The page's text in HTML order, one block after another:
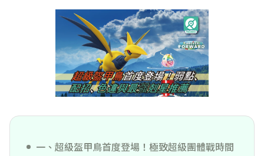
一、超級盔甲鳥首度登場！極致超級團體戰時間